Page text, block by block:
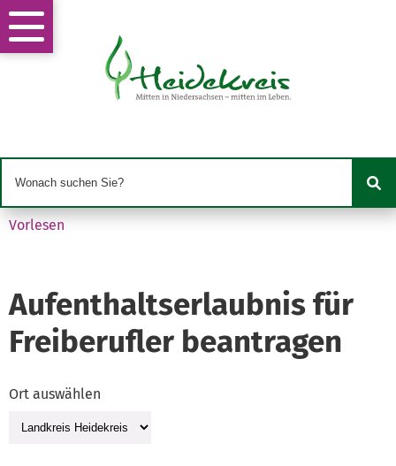
Vorlesen
Aufenthaltserlaubnis für
Freiberufler beantragen
Ort auswählen